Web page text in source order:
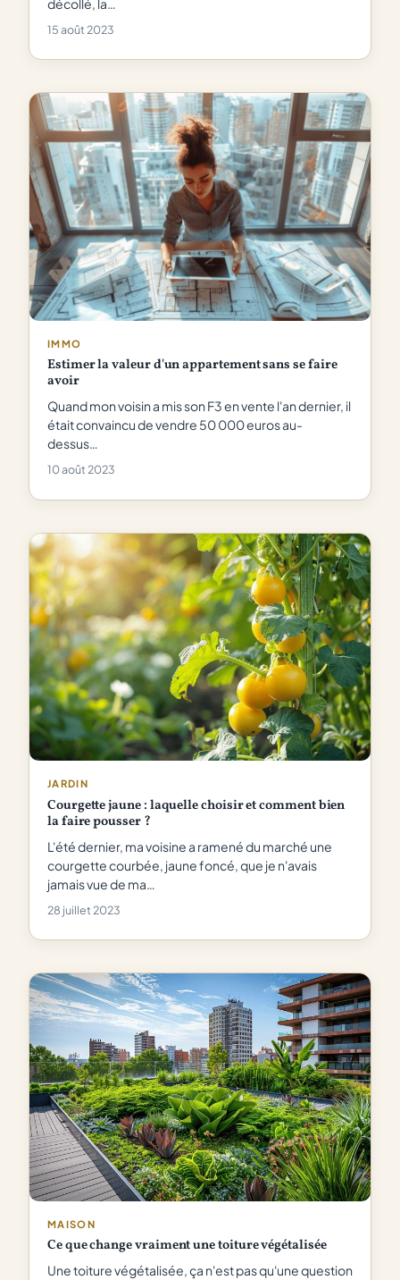
décollé, la…
15 août 2023
IMMO
Estimer la valeur d'un appartement sans se faire
avoir
Quand mon voisin a mis son F3 en vente l'an dernier, il
était convaincu de vendre 50 000 euros au-
dessus…
10 août 2023
JARDIN
Courgette jaune : laquelle choisir et comment bien
la faire pousser ?
L'été dernier, ma voisine a ramené du marché une
courgette courbée, jaune foncé, que je n'avais
jamais vue de ma…
28 juillet 2023
MAISON
Ce que change vraiment une toiture végétalisée
Une toiture végétalisée, ça n'est pas qu'une question